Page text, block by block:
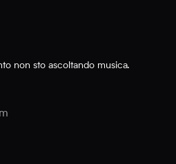
non sto ascoltando musica.